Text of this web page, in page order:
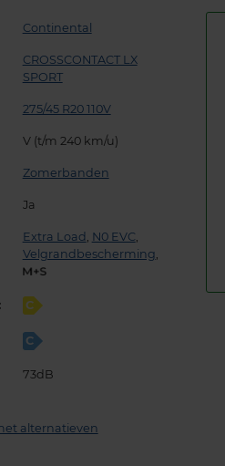
Continental
CROSSCONTACT LX
SPORT
275/45 R20 110V
V (t/m 240 km/u)
Zomerbanden
Ja
Extra Load , N0 EVC,
Velgrandbescherming,
C
C
73dB
alternatieven